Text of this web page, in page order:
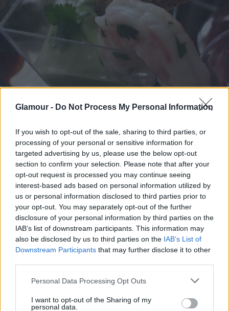
Glamour - Do Not Process My Personal Information
If you wish to opt-out of the sale, sharing to third parties, or
processing of your personal or sensitive information for
targeted advertising by us, please use the below opt-out
section to confirm your selection. Please note that after your
opt-out request is processed you may continue seeing
interest-based ads based on personal information utilized by
us or personal information disclosed to third parties prior to
your opt-out. You may separately opt-out of the further
disclosure of your personal information by third parties on the
IAB’s list of downstream participants. This information may
also be disclosed by us to third parties on the IAB’s List of
Downstream Participants that may further disclose it to other
Please note that this website/app uses one or more Google
not limited to your visit or usage behaviour. You may click to
Personal Data Processing Opt Outs
I want to opt-out of the Sharing of my
personal data.
Hozzávalók:2 db avokádó, 1 db zöld jalepeno
paprika, 1 kis fel salotthagyma, 1 kis csokor
koriander, 1 gerezd fokhagyma, 2 evőkanál joghurt,
ízlés szerint rómaikömény, továbbá kétszersült,
pirítós vagy tortilla
Így készítsd el:
Az avokádóhoz turmixold össze az alapanyagokat,
tedd kis tálkákba. Tálald kétszersülttel, tortillával
vagy pirítóssal. Ha szereted a tengeri herkentyűket,
egy kis garnélarákkal is megbolondíthatod.